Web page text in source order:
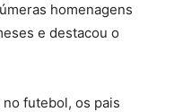
homenagens
e destacou o
futebol, os pais